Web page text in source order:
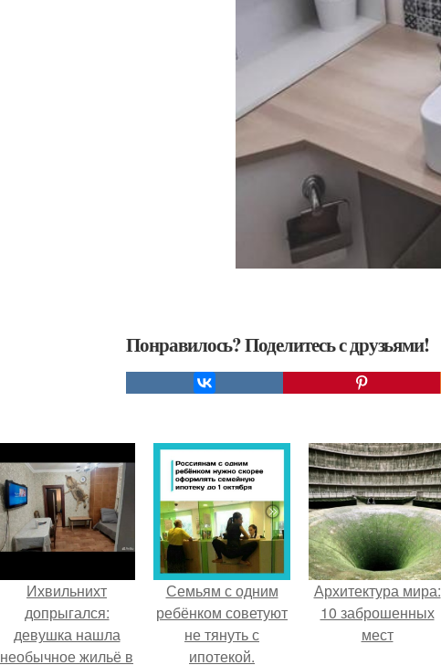
Понравилось? Поделитесь с друзьями!
Ихвильнихт
допрыгался:
девушка нашла
необычное жильё в
Семьям с одним
ребёнком советуют
не тянуть с
ипотекой.
Архитектура мира:
10 заброшенных
мест